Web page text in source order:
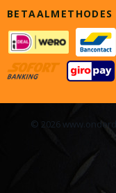
BETAALMETHODES
© 2026